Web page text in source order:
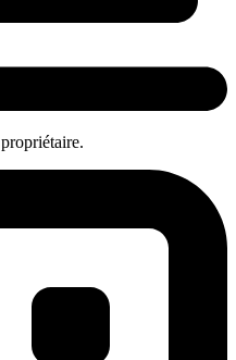
propriétaire.